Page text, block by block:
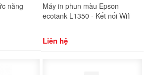
năng
Máy in phun màu Epson
ecotank L1350 - Kết nối Wifi
Liên hệ